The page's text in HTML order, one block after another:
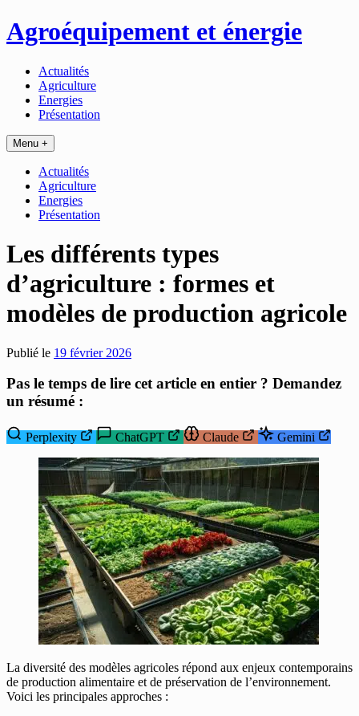
Passer
au
Agroéquipement et énergie
Actualités
Agriculture
Energies
Présentation
Menu +
Actualités
Agriculture
Energies
Présentation
Les différents types
d’agriculture : formes et
modèles de production agricole
Publié le 19 février 2026
Pas le temps de lire cet article en entier ? Demandez
un résumé :
Perplexity ChatGPT Claude Gemini
La diversité des modèles agricoles répond aux enjeux contemporains
de production alimentaire et de préservation de l’environnement.
Voici les principales approches :